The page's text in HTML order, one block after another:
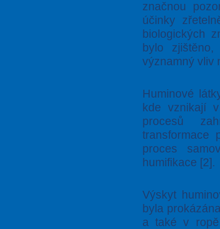
značnou
účinky
biologických
bylo
významný vliv
Huminové
kde vznikají
procesů
transformace
proces
humifikace [2].
Výskyt
byla
a také v